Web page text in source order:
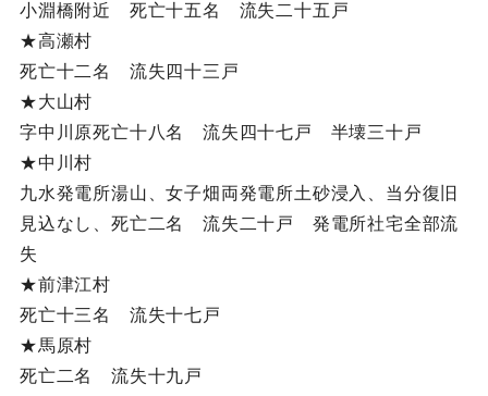
小淵橋附近 死亡十五名 流失二十五戸
★高瀬村
死亡十二名 流失四十三戸
★大山村
字中川原死亡十八名 流失四十七戸 半壊三十戸
★中川村
九水発電所湯山、女子畑両発電所土砂浸入、当分復旧
見込なし、死亡二名 流失二十戸 発電所社宅全部流
失
★前津江村
死亡十三名 流失十七戸
★馬原村
死亡二名 流失十九戸